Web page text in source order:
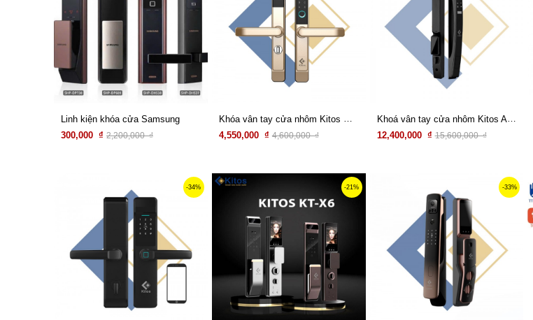
Linh kiện khóa cửa Samsung
300,000 ₫ 2,200,000 ₫
4,550,000 ₫ 4,600,000 ₫
12,400,000 ₫15,600,000 ₫
-34% -21% -33%